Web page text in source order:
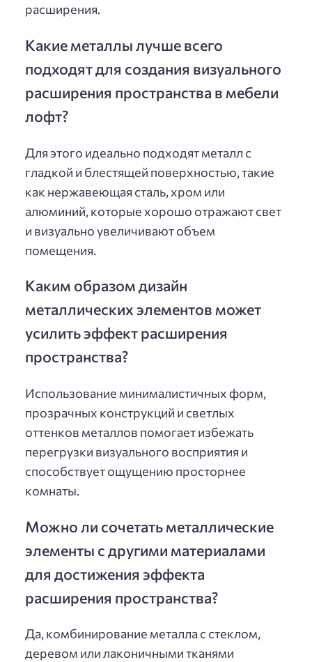
расширения.
Какие металлы лучше всего
подходят для создания визуального
расширения пространства в мебели
лофт?
Для этого идеально подходят металл с
гладкой и блестящей поверхностью, такие
как нержавеющая сталь, хром или
алюминий, которые хорошо отражают свет
и визуально увеличивают объем
помещения.
Каким образом дизайн
металлических элементов может
усилить эффект расширения
пространства?
Использование минималистичных форм,
прозрачных конструкций и светлых
оттенков металлов помогает избежать
перегрузки визуального восприятия и
способствует ощущению просторнее
комнаты.
Можно ли сочетать металлические
элементы с другими материалами
для достижения эффекта
расширения пространства?
Да, комбинирование металла с стеклом,
деревом или лаконичными тканями